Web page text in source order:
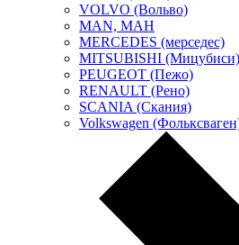
VOLVO (Вольво)
MAN, МАН
MERCEDES (мерседес)
MITSUBISHI (Мицубиси)
PEUGEOT (Пежо)
RENAULT (Рено)
SCANIA (Скания)
Volkswagen